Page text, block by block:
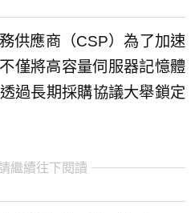
供應商（CSP）為了加速
僅將高容量伺服器記憶體
過長期採購協議大舉鎖定
繼續往下閱讀